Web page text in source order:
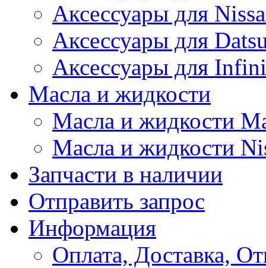
Аксессуары для
Аксессуары для
Аксессуары для
Масла и жидкости
Масла и жидкости
Масла и жидкости
Запчасти в наличии
Отправить запрос
Информация
Оплата, Доставка,